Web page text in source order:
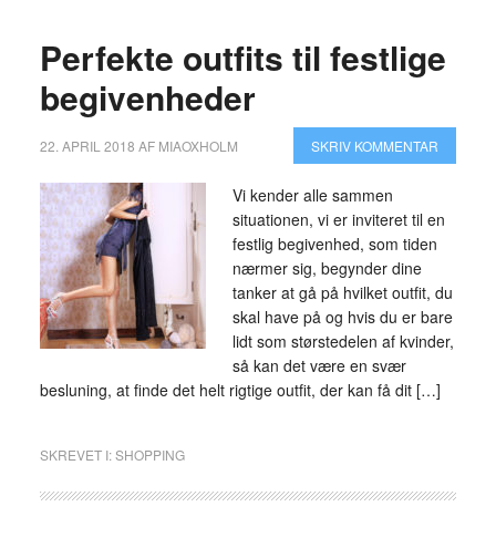
Perfekte outfits til festlige
begivenheder
22. APRIL 2018 AF MIAOXHOLM SKRIV KOMMENTAR
Vi kender alle sammen
situationen, vi er inviteret til en
festlig begivenhed, som tiden
nærmer sig, begynder dine
tanker at gå på hvilket outfit, du
skal have på og hvis du er bare
lidt som størstedelen af kvinder,
så kan det være en svær
besluning, at finde det helt rigtige outfit, der kan få dit […]
SKREVET I:SHOPPING